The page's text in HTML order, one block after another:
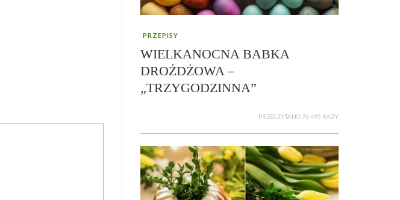
PRZEPISY
WIELKANOCNA BABKA
DROŻDŻOWA –
„TRZYGODZINNA”
PRZECZYTANO 76 495 RAZY